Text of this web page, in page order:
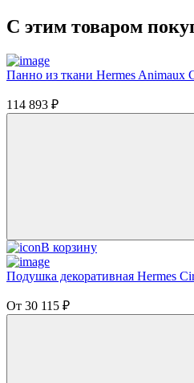
C этим товаром
Панно из ткани Hermes Animaux
114 893 ₽
В корзину
Подушка декоративная Hermes
От 30 115 ₽